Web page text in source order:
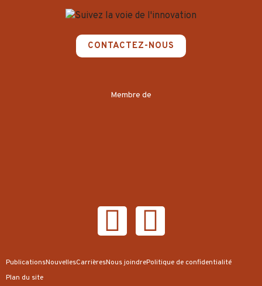
CONTACTEZ-NOUS
Membre de
PublicationsNouvellesCarrièresNous joindrePolitique de confidentialité
Plan du site